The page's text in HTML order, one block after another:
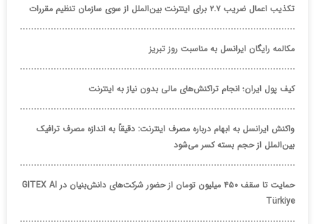
تکذیب اعمال ضریب ۲.۷ برای اینترنت بین‌الملل از سوی سازمان تنظیم مقررات
مکالمه رایگان ایرانسل به مناسبت روز تبریز
کیف پول ایران؛ انجام تراکنش‌های مالی بدون نیاز به اینترنت
واکنش ایرانسل به ابهام درباره مصرف اینترنت: دقیقاً به اندازه مصرف ترافیک
بین‌الملل از حجم بسته کسر می‌شود
حمایت تا سقف ۴۵۰ میلیون تومان از حضور شرکت‌های دانش‌بنیان در GITEX AI
Türkiye